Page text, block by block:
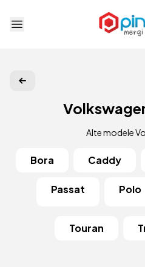
Deschide meniu
Alte modele
Bora Caddy
Passat Polo
Touran